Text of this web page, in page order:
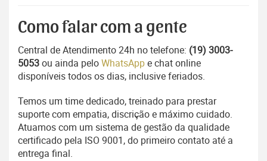
Como falar com a gente
Central de Atendimento 24h no telefone: (19) 3003-
5053ou ainda peloWhatsAppe chat online
disponíveis todos os dias, inclusive feriados.
Temos um time dedicado, treinado para prestar
suporte com empatia, discrição e máximo cuidado.
Atuamos com um sistema de gestão da qualidade
certificado pela ISO 9001, do primeiro contato até a
entrega final.